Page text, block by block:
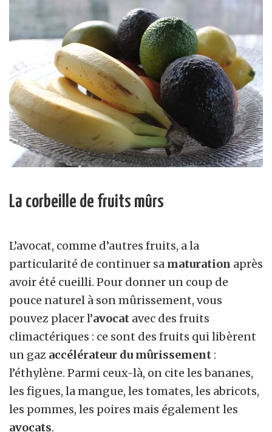
La corbeille de fruits mûrs
L’avocat, comme d’autres fruits, a la
particularité de continuer sa maturation après
avoir été cueilli. Pour donner un coup de
pouce naturel à son mûrissement, vous
pouvez placer l’avocat avec des fruits
climactériques : ce sont des fruits qui libèrent
un gaz accélérateur du mûrissement :
l’éthylène. Parmi ceux-là, on cite les bananes,
les figues, la mangue, les tomates, les abricots,
les pommes, les poires mais également les
avocats.